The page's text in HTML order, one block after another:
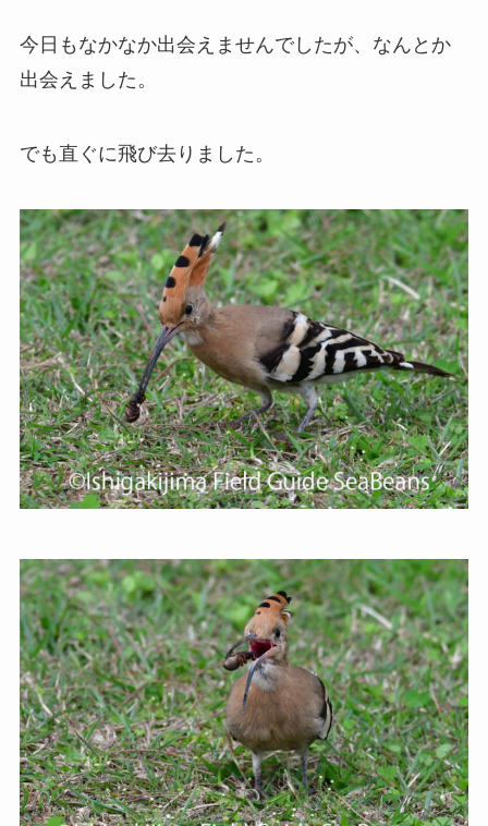
今日もなかなか出会えませんでしたが、なんとか
出会えました。
でも直ぐに飛び去りました。